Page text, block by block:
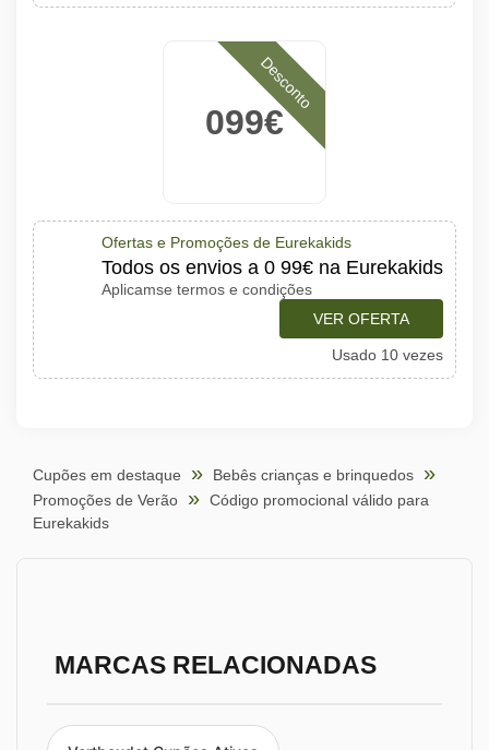
099€
Desconto
Ofertas e Promoções de Eurekakids
Todos os envios a 0 99€ na Eurekakids
Aplicamse termos e condições
VER OFERTA
Usado 10 vezes
Cupões em destaque
Bebês crianças e brinquedos
Promoções de Verão
Código promocional válido para
Eurekakids
MARCAS RELACIONADAS